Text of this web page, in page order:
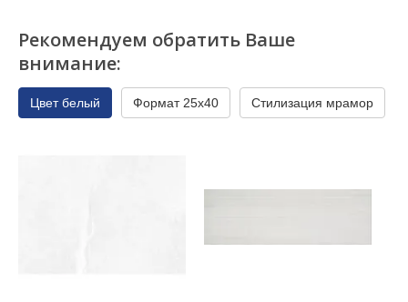
Рекомендуем обратить Ваше
внимание:
Цвет белый Формат 25x40 Стилизация мрамор